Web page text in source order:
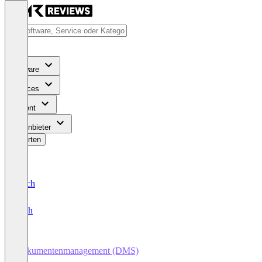
Software
Services
Content
Für Anbieter
Bewerten
Deutsch
English
Dokumentenmanagement (DMS)